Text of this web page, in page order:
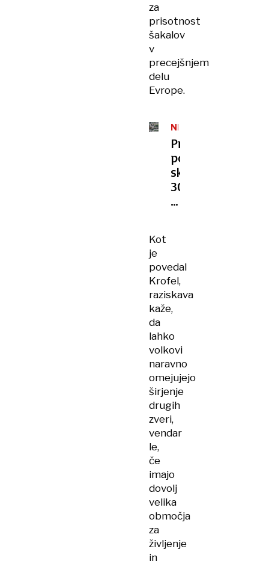
za
prisotnost
šakalov
v
precejšnjem
delu
Evrope.
NEMČIJA
Prvič
po
skoraj
30
letih:
ugriznil
žensko
Kot
je
povedal
Krofel,
raziskava
kaže,
da
lahko
volkovi
naravno
omejujejo
širjenje
drugih
zveri,
vendar
le,
če
imajo
dovolj
velika
območja
za
življenje
in